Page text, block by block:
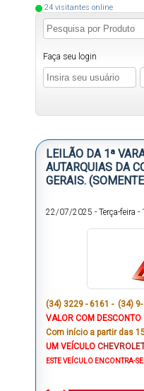
24 visitantes online
Faça seu login
LEILÃO DA 1ª
AUTARQUIAS DA
GERAIS.
22/07/2025 - Terça-feira -
(34) 3229 - 6161 - (34) 9-
VALOR COM DESCONTO
Com início a partir das
UM VEÍCULO
ESTE VEÍCULO ENCONTRA-